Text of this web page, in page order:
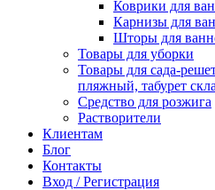
Коврики для
Карнизы для
Шторы для
Товары для уборки
Товары для сада-
пляжный, табурет
Средство для розжига
Растворители
Клиентам
Блог
Контакты
Вход / Регистрация